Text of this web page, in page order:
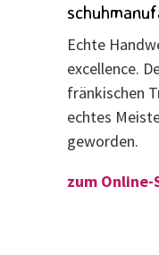
Echte
excellence.
fränkischen
echtes
geworden.
zum Online-